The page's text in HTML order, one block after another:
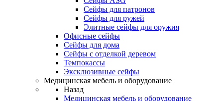
Сейфы для патронов
Сейфы для ружей
Элитные сейфы для оружия
Офисные сейфы
Сейфы для дома
Сейфы с отделкой деревом
Темпокассы
Эксклюзивные сейфы
Медицинская мебель и оборудование
Назад
Медицинская мебель и оборудование